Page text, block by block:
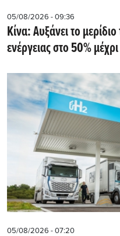
05/08/2026 - 09:36
Κίνα: Αυξάνει το
ενέργειας στο 50%
05/08/2026 - 07:20